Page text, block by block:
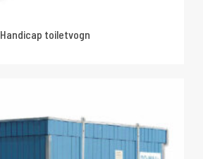
Handicap toiletvogn